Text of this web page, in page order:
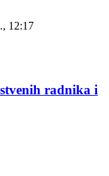
12:17
radnika i